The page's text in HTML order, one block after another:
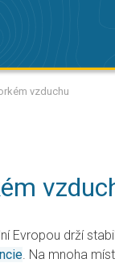
vzduchu
Evropou drží
. Na mnoha